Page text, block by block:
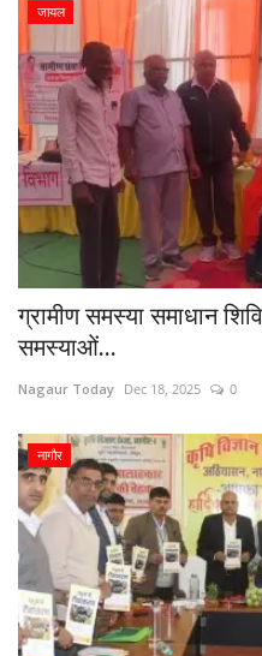
जायल
ग्रामीण समस्या समाधान
समस्याओं...
Nagaur Today Dec 18, 2025 0
नागौर